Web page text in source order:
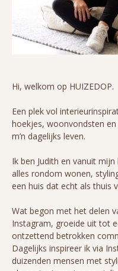
Hi, welkom op HUIZEDOP.
Een plek vol
hoekjes, woonvondsten
m’n dagelijks leven.
Ik ben Judith en vanuit
alles rondom wonen,
een huis dat echt als thuis
Wat begon met het delen
Instagram, groeide uit tot
ontzettend betrokken
Dagelijks inspireer ik via
duizenden mensen met